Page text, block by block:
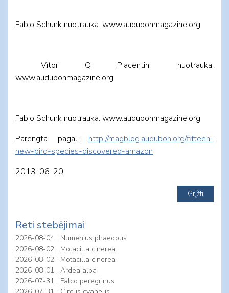
Fabio Schunk nuotrauka. www.audubonmagazine.org
Vítor Q Piacentini nuotrauka.
www.audubonmagazine.org
Fabio Schunk nuotrauka. www.audubonmagazine.org
Parengta pagal: http://magblog.audubon.org/fifteen-
new-bird-species-discovered-amazon
2013-06-20
Reti stebėjimai
2026-08-04
Numenius phaeopus
2026-08-02
Motacilla cinerea
2026-08-02
Motacilla cinerea
2026-08-01
Ardea alba
2026-07-31
Falco peregrinus